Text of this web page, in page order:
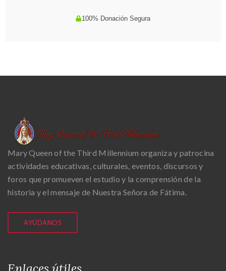
Mary Queen of the Third Millennium organiza y patrocina
actividades educativas, culturales, eventos, discursos y
foros que promueven el estudio y la comprensión de la
historia y el mensaje de Nuestra Señora de Fátima.
AYÚDANOS